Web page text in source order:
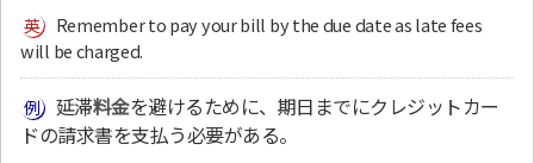
Remember to pay your bill by the due date as late fees
will be charged.
延滞料金を避けるために、期日までにクレジットカー
ドの請求書を支払う必要がある。